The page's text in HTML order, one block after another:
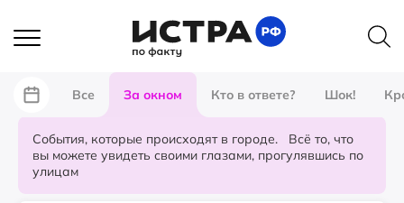
Все За окном Кто в ответе? Шок!
События, которые происходят в городе. Всё то, что
вы можете увидеть своими глазами, прогулявшись по
улицам